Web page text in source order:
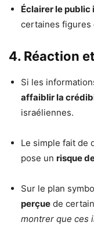
Éclairer le
certaines figures
4. Réaction
Si les
affaiblir la
israéliennes.
Le simple fait de
pose un risque
Sur le plan
perçue de
montrer que ces